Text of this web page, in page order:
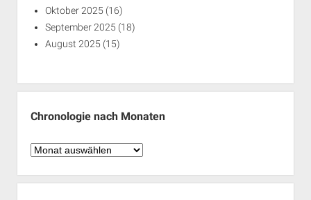
Oktober 2025 (16)
September 2025 (18)
August 2025 (15)
Chronologie nach Monaten
Chronologie
Monaten